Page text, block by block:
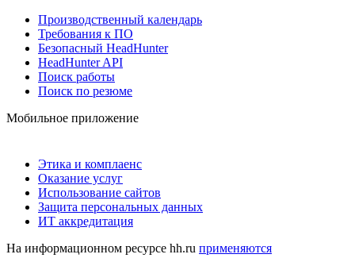
Производственный календарь
Требования к ПО
Безопасный HeadHunter
HeadHunter API
Поиск работы
Поиск по резюме
Мобильное приложение
Этика и комплаенс
Оказание услуг
Использование сайтов
Защита персональных данных
ИТ аккредитация
На информационном ресурсе hh.ru применяются